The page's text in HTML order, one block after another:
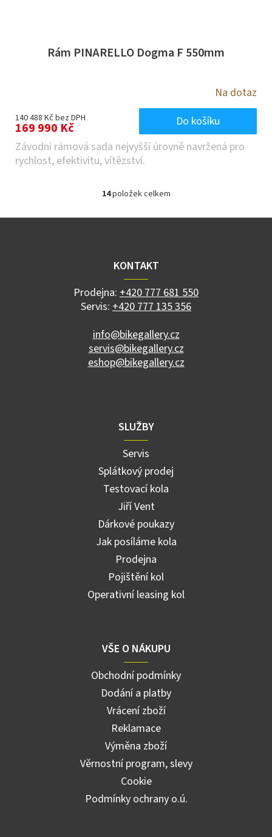
Rám PINARELLO Dogma F 550mm
Na dotaz
140 488 Kč bez DPH
169 990 Kč
Do košíku
Závodní rámová sada nejvyšší úrovně navržená pro
rychlost, efektivitu, vítězství.
O
l
c
í
p
r
v
y
v
ý
p
14položek celkem
Z
KONTAKT
Prodejna: +420 777 681 550
Servis: +420 777 135 356
info@bikegallery.cz
servis@bikegallery.cz
eshop@bikegallery.cz
SLUŽBY
Servis
Splátkový prodej
Testovací kola
Jiří Vent
Dárkové poukazy
Jak posíláme kola
Prodejna
Pojištění kol
Operativní leasing kol
VŠE O NÁKUPU
Obchodní podmínky
Dodání a platby
Vrácení zboží
Reklamace
Výměna zboží
Věrnostní program, slevy
Cookie
Podmínky ochrany o.ú.